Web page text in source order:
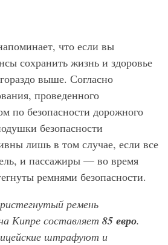
что если вы
сохранить жизнь и здоровье
выше. Согласно
проведенного
по безопасности дорожного
безопасности
лишь в том случае, если все
и пассажиры — во время
ремнями безопасности.
ремень
Кипре составляет 85 евро.
штрафуют и